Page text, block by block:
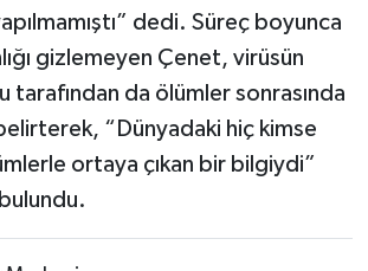
dedi. Süreç boyunca
gizlemeyen Çenet, virüsün
tarafından da ölümler sonrasında
“Dünyadaki hiç kimse
ortaya çıkan bir bilgiydi”